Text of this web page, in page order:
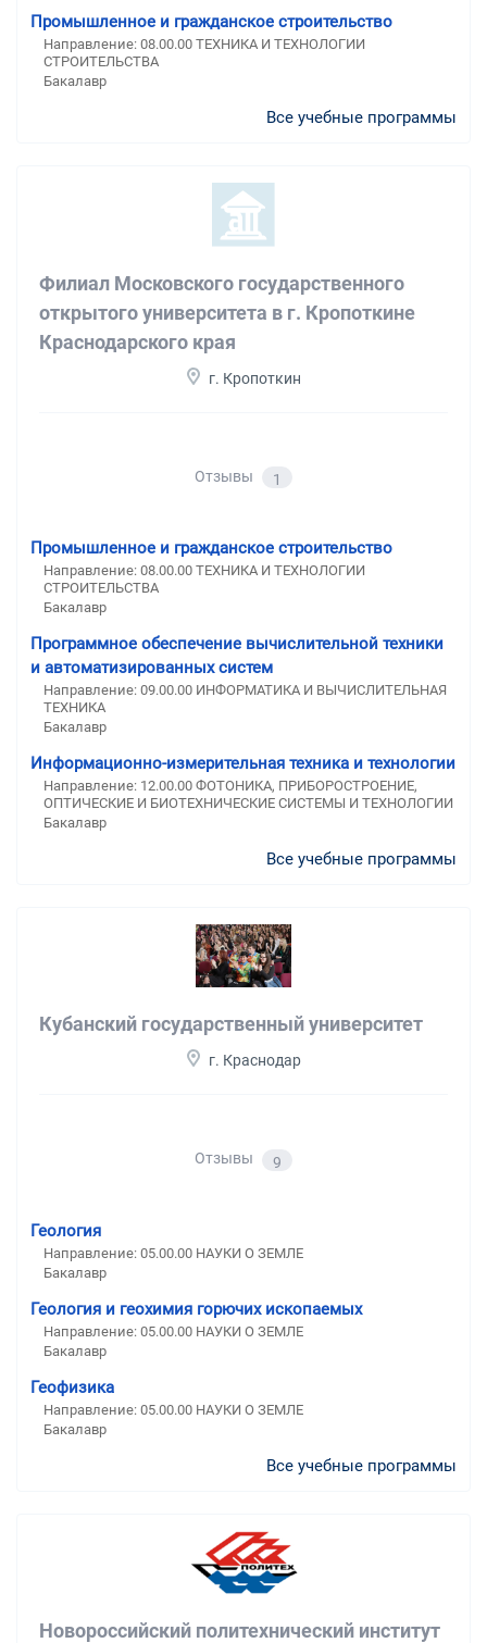
Промышленное и гражданское строительство
Направление: 08.00.00 ТЕХНИКА И ТЕХНОЛОГИИ
СТРОИТЕЛЬСТВА
Бакалавр
Все учебные программы
Филиал Московского государственного
открытого университета в г. Кропоткине
Краснодарского края
г. Кропоткин
Отзывы 1
Промышленное и гражданское строительство
Направление: 08.00.00 ТЕХНИКА И ТЕХНОЛОГИИ
СТРОИТЕЛЬСТВА
Бакалавр
Программное обеспечение вычислительной техники
и автоматизированных систем
Направление: 09.00.00 ИНФОРМАТИКА И ВЫЧИСЛИТЕЛЬНАЯ
ТЕХНИКА
Бакалавр
Информационно-измерительная техника и технологии
Направление: 12.00.00 ФОТОНИКА, ПРИБОРОСТРОЕНИЕ,
ОПТИЧЕСКИЕ И БИОТЕХНИЧЕСКИЕ СИСТЕМЫ И ТЕХНОЛОГИИ
Бакалавр
Все учебные программы
Кубанский государственный университет
г. Краснодар
Отзывы 9
Геология
Направление: 05.00.00 НАУКИ О ЗЕМЛЕ
Бакалавр
Геология и геохимия горючих ископаемых
Направление: 05.00.00 НАУКИ О ЗЕМЛЕ
Бакалавр
Геофизика
Направление: 05.00.00 НАУКИ О ЗЕМЛЕ
Бакалавр
Все учебные программы
Новороссийский политехнический институт